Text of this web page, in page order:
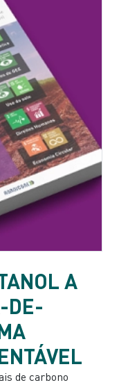
A
DE-
de carbono